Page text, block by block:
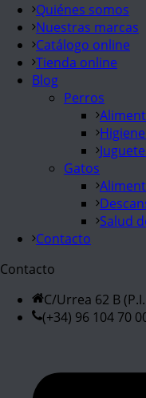
Quiénes somos
Nuestras marcas
Catálogo online
Tienda online
Blog
Perros
Gatos
Salud
Contacto
Contacto
C/Urrea 62 B
(+34) 96 104 70